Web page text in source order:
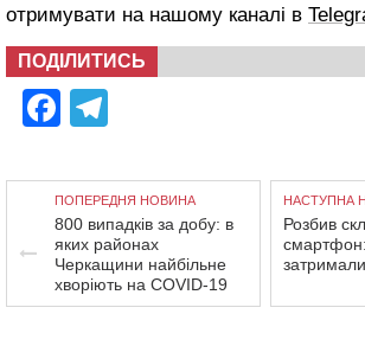
отримувати на нашому каналі в
ПОДІЛИТИСЬ
Facebook
ПОПЕРЕДНЯ НОВИНА
800 випадків за добу: в
яких районах
Черкащини найбільне
хворіють на COVID-19
НАСТУПНА
Розбив